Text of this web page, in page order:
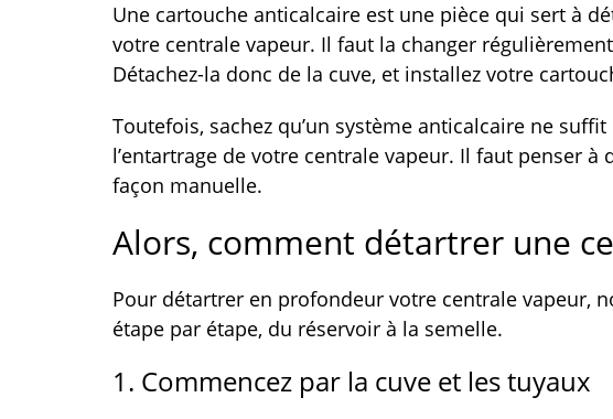
Une cartouche anticalcaire est une pièce qui sert à
votre centrale vapeur. Il faut la changer
Détachez-la donc de la cuve, et installez votre
Toutefois, sachez qu’un système anticalcaire ne
l’entartrage de votre centrale vapeur. Il faut penser
façon manuelle.
Alors, comment détartrer une
Pour détartrer en profondeur votre centrale vapeur,
étape par étape, du réservoir à la semelle.
1. Commencez par la cuve et les tuyaux